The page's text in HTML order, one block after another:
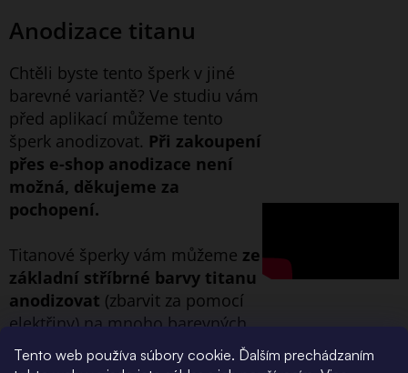
Tento web používa súbory cookie. Ďalším prechádzaním
Anodizace titanu
Chtěli byste tento šperk v jiné
barevné variantě? Ve studiu vám
před aplikací můžeme tento
šperk anodizovat. Při zakoupení
přes e-shop anodizace není
možná, děkujeme za
pochopení.
Titanové šperky vám můžeme ze
základní stříbrné barvy titanu
anodizovat (zbarvit za pomocí
elektřiny) na mnoho barevných
odstínů. Šperk si stále
zachová
své původní vlastnosti i